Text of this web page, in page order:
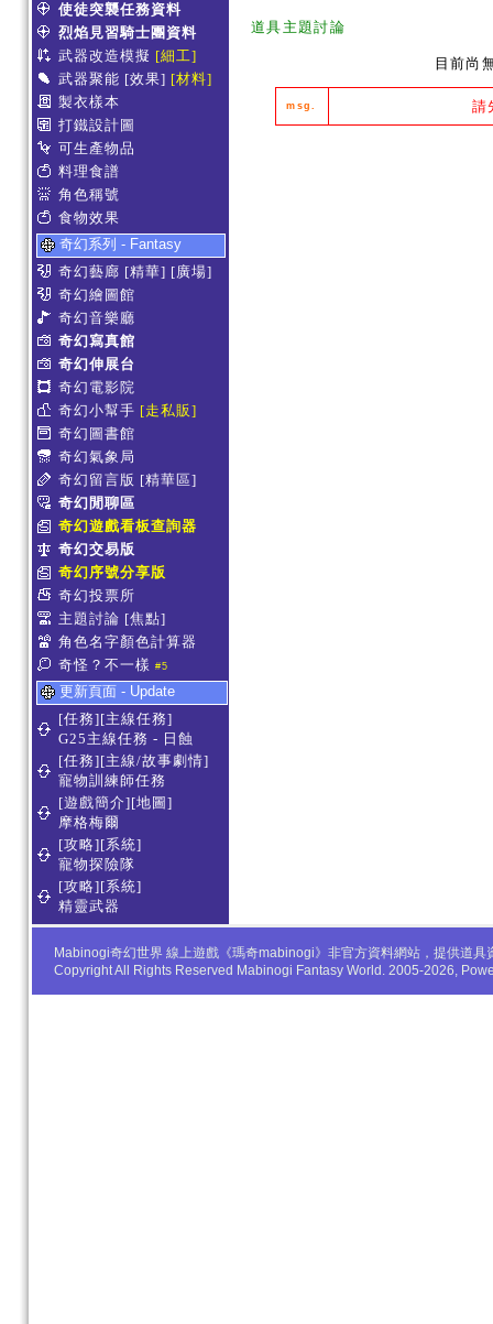
使徒突襲任務資料
烈焰見習騎士團資料
武器改造模擬 [細工]
武器聚能 [效果] [材料]
製衣樣本
打鐵設計圖
可生產物品
料理食譜
角色稱號
食物效果
奇幻系列 - Fantasy
奇幻藝廊 [精華] [廣場]
奇幻繪圖館
奇幻音樂廳
奇幻寫真館
奇幻伸展台
奇幻電影院
奇幻小幫手 [走私販]
奇幻圖書館
奇幻氣象局
奇幻留言版 [精華區]
奇幻閒聊區
奇幻遊戲看板查詢器
奇幻交易版
奇幻序號分享版
奇幻投票所
主題討論 [焦點]
角色名字顏色計算器
奇怪？不一樣 #5
更新頁面 - Update
[任務][主線任務]
G25主線任務 - 日蝕
[任務][主線/故事劇情]
寵物訓練師任務
[遊戲簡介][地圖]
摩格梅爾
[攻略][系統]
寵物探險隊
[攻略][系統]
精靈武器
道具主題討論
目前尚
msg. 請
Mabinogi奇幻世界 線上遊戲《瑪奇mabinogi》非官方資料網站，提供道
Copyright All Rights Reserved Mabinogi Fantasy World. 2005-2026,